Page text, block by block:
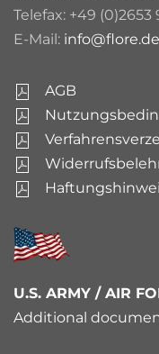
Telefax: +49 (0)2653
E-Mail: info@flore.de
AGB
U.S. ARMY / AIR
Additional